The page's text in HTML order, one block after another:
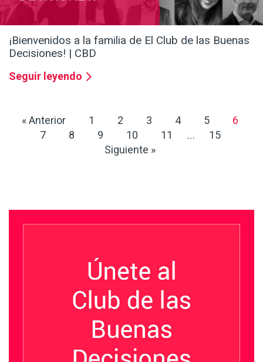
¡Bienvenidos a la familia de El Club de las Buenas
Decisiones! | CBD
Seguir leyendo
« Anterior 1 2 3 4 5
6
7
8 9 10 11 …
15
Siguiente »